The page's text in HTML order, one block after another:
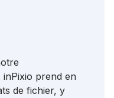
inPixio prend en
de fichier, y